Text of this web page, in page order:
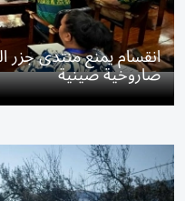
انقسام يمنع منتدى جزر
صاروخية صينية